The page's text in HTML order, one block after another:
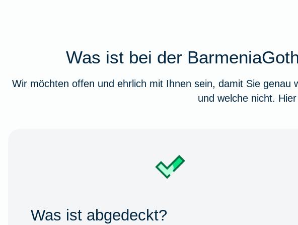
Was ist bei der
Wir möchten offen und ehrlich mit Ihnen sein, damit Sie
und welche nicht.
Was ist abgedeckt?